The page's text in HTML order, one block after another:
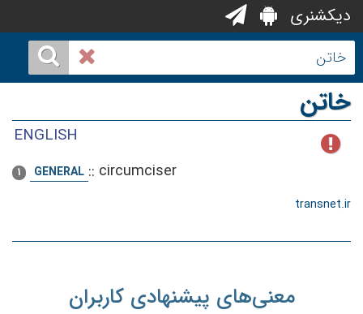
دیکشنری
خاتن
ENGLISH
1 GENERAL :: circumciser
transnet.ir
معنی‌های پیشنهادی کاربران